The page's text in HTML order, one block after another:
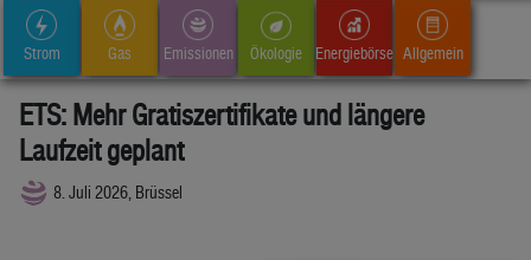
Strom Gas Emissionen Ökologie Energiebörse Allgemein
ETS: Mehr Gratiszertifikate und längere
Laufzeit geplant
8. Juli 2026, Brüssel